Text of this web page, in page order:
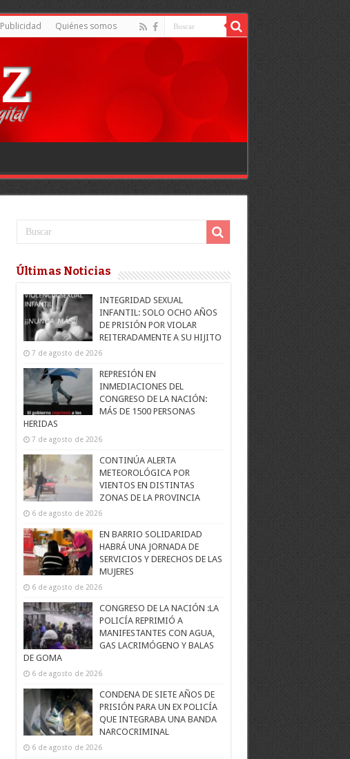
Publicidad Quiénes somos
Últimas Noticias
INTEGRIDAD SEXUAL
INFANTIL: SOLO OCHO AÑOS
DE PRISIÓN POR VIOLAR
REITERADAMENTE A SU HIJITO
7 de agosto de 2026
REPRESIÓN EN
INMEDIACIONES DEL
CONGRESO DE LA NACIÓN:
MÁS DE 1500 PERSONAS
HERIDAS
7 de agosto de 2026
CONTINÚA ALERTA
METEOROLÓGICA POR
VIENTOS EN DISTINTAS
ZONAS DE LA PROVINCIA
6 de agosto de 2026
EN BARRIO SOLIDARIDAD
HABRÁ UNA JORNADA DE
SERVICIOS Y DERECHOS DE LAS
MUJERES
6 de agosto de 2026
CONGRESO DE LA NACIÓN :LA
POLICÍA REPRIMIÓ A
MANIFESTANTES CON AGUA,
GAS LACRIMÓGENO Y BALAS
DE GOMA
6 de agosto de 2026
CONDENA DE SIETE AÑOS DE
PRISIÓN PARA UN EX POLICÍA
QUE INTEGRABA UNA BANDA
NARCOCRIMINAL
6 de agosto de 2026